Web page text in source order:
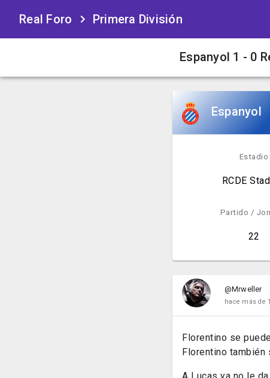
Real Foro Primera División
Espanyol 1 - 0
Espanyol
Estadio
RCDE
Partido /
22
@Mrweller
hace más de
Florentino se
Florentino también